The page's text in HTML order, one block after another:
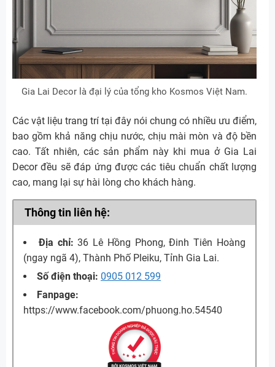
Gia Lai Decor là đại lý của tổng kho Kosmos Việt Nam.
Các vật liệu trang trí tại đây nói chung có nhiều ưu điểm,
bao gồm khả năng chịu nước, chịu mài mòn và độ bền
cao. Tất nhiên, các sản phẩm này khi mua ở Gia Lai
Decor đều sẽ đáp ứng được các tiêu chuẩn chất lượng
cao, mang lại sự hài lòng cho khách hàng.
Thông tin liên hệ:
Địa chỉ: 36 Lê Hồng Phong, Đinh Tiên Hoàng
(ngay ngã 4), Thành Phố Pleiku, Tỉnh Gia Lai.
Số điện thoại: 0905 012 599
Fanpage:
https://www.facebook.com/phuong.ho.54540